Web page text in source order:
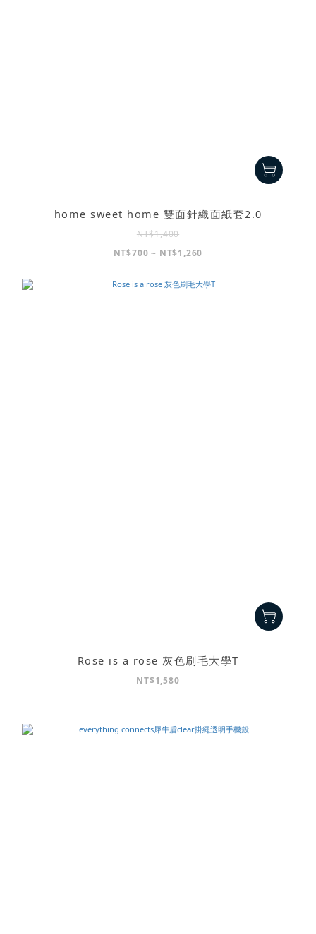
home sweet home 雙面針織面紙套2.0
NT$1,400
NT$700 ~ NT$1,260
Rose is a rose 灰色刷毛大學T
NT$1,580